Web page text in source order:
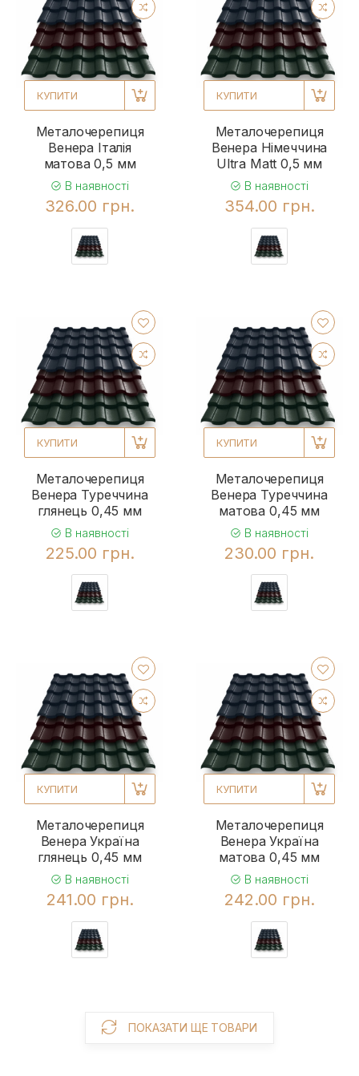
КУПИТИ
Металочерепиця
Венера Італія
матова 0,5 мм
В наявності
326.00 грн.
КУПИТИ
Металочерепиця
Венера Німеччина
Ultra Matt 0,5 мм
В наявності
354.00 грн.
КУПИТИ
Металочерепиця
Венера Туреччина
глянець 0,45 мм
В наявності
225.00 грн.
КУПИТИ
Металочерепиця
Венера Туреччина
матова 0,45 мм
В наявності
230.00 грн.
КУПИТИ
Металочерепиця
Венера Україна
глянець 0,45 мм
В наявності
241.00 грн.
КУПИТИ
Металочерепиця
Венера Україна
матова 0,45 мм
В наявності
242.00 грн.
ПОКАЗАТИ ЩЕ ТОВАРИ